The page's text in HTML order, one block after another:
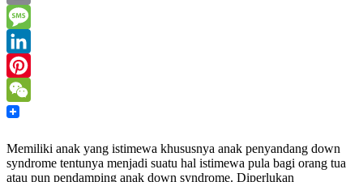
Mail
Print
Message
LinkedIn
Pinterest
WeChat
Memiliki anak yang istimewa khususnya anak penyandang down
syndrome tentunya menjadi suatu hal istimewa pula bagi orang tua
atau pun pendamping anak down syndrome. Diperlukan